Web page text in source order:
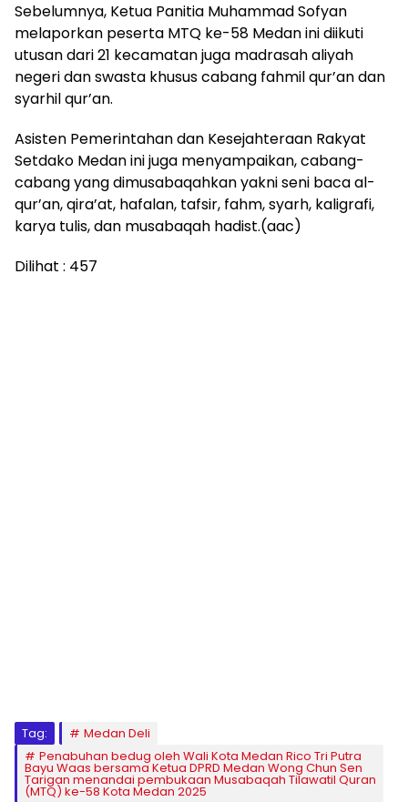
Sebelumnya, Ketua Panitia Muhammad Sofyan
melaporkan peserta MTQ ke-58 Medan ini diikuti
utusan dari 21 kecamatan juga madrasah aliyah
negeri dan swasta khusus cabang fahmil qur’an dan
syarhil qur’an.
Asisten Pemerintahan dan Kesejahteraan Rakyat
Setdako Medan ini juga menyampaikan, cabang-
cabang yang dimusabaqahkan yakni seni baca al-
qur’an, qira’at, hafalan, tafsir, fahm, syarh, kaligrafi,
karya tulis, dan musabaqah hadist.(aac)
Dilihat : 457
Tag:
Medan Deli
Penabuhan bedug oleh Wali Kota Medan Rico Tri Putra
Bayu Waas bersama Ketua DPRD Medan Wong Chun Sen
Tarigan menandai pembukaan Musabaqah Tilawatil Quran
(MTQ) ke-58 Kota Medan 2025